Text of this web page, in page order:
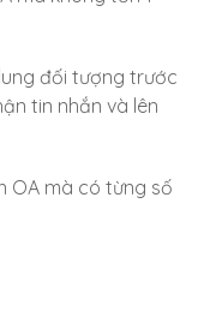
đối tượng trước
tin nhắn và lên
OA mà có từng số